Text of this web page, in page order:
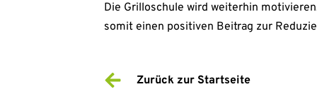
Die Gril­lo­schu­le wird wei­ter­hin
somit einen posi­ti­ven Bei­trag zur
Zurück zur Start­sei­te